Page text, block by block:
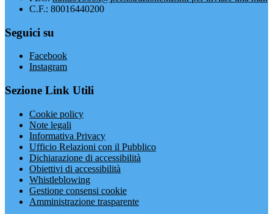
C.F.: 80016440200
Seguici su
Facebook
Instagram
Sezione Link Utili
Cookie policy
Note legali
Informativa Privacy
Ufficio Relazioni con il Pubblico
Dichiarazione di accessibilità
Obiettivi di accessibilità
Whistleblowing
Gestione consensi cookie
Amministrazione trasparente